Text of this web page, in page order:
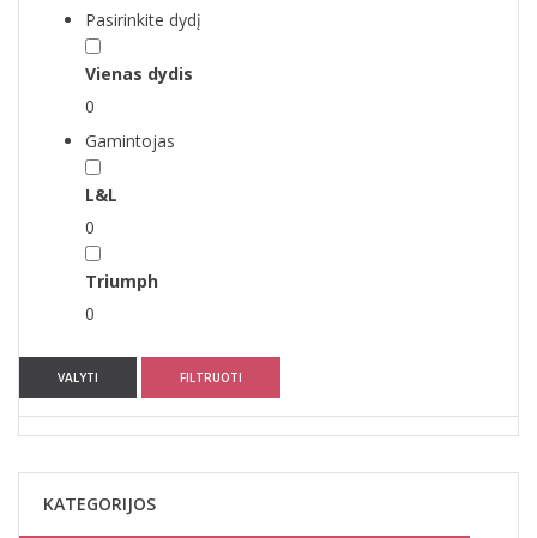
Pasirinkite dydį
Vienas dydis
0
Gamintojas
L&L
0
Triumph
0
VALYTI FILTRUOTI
KATEGORIJOS